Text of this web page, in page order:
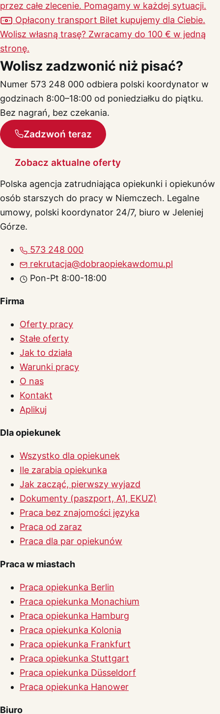
przez całe zlecenie. Pomagamy w każdej sytuacji.
Opłacony transport Bilet kupujemy dla Ciebie.
Wolisz własną trasę? Zwracamy do 100 € w jedną
stronę.
Wolisz zadzwonić niż pisać?
Numer 573 248 000 odbiera polski koordynator w
godzinach 8:00–18:00 od poniedziałku do piątku.
Bez nagrań, bez czekania.
Zadzwoń teraz
Zobacz aktualne oferty
Polska agencja zatrudniająca opiekunki i opiekunów
osób starszych do pracy w Niemczech. Legalne
umowy, polski koordynator 24/7, biuro w Jeleniej
Górze.
573 248 000
rekrutacja@dobraopiekawdomu.pl
Pon-Pt 8:00-18:00
Firma
Oferty pracy
Stałe oferty
Jak to działa
Warunki pracy
O nas
Kontakt
Aplikuj
Dla opiekunek
Wszystko dla opiekunek
Ile zarabia opiekunka
Jak zacząć, pierwszy wyjazd
Dokumenty (paszport, A1, EKUZ)
Praca bez znajomości języka
Praca od zaraz
Praca dla par opiekunów
Praca w miastach
Praca opiekunka Berlin
Praca opiekunka Monachium
Praca opiekunka Hamburg
Praca opiekunka Kolonia
Praca opiekunka Frankfurt
Praca opiekunka Stuttgart
Praca opiekunka Düsseldorf
Praca opiekunka Hanower
Biuro